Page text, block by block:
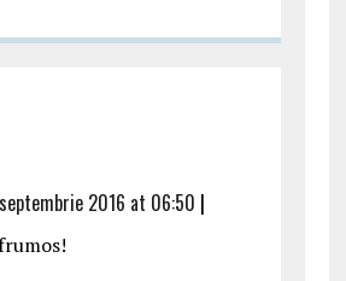
2016 at 06:50 |